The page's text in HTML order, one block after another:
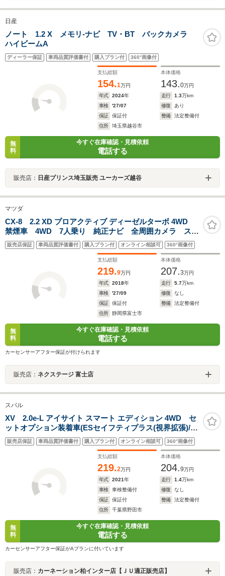
日産
ノート 1.2 X メモリ-ナビ TV・BT バックカメラ
ハイビームA
ディーラー保証 車両品質評価書付 購入プラン付 360°画像付
支払総額
154.1万円
本体価格
143.0万円
年式
2024年 走行 1.3万km
車検
'27/07 修復
あり
保証
保証付 整備
法定整備付
住所
埼玉県越谷市
無
料
今すぐ在庫確認・見積依頼
電話する
販売店： 日産プリンス埼玉販売 ユーカーズ越谷
マツダ
CX-8 2.2 XD プロアクティブ ディーゼルターボ 4WD
禁煙車 4WD 7人乗り 純正ナビ 全周囲カメラ スマ
ートシティブレーキサポート レーダークルーズ
BSM スマートキー ETC シートヒーター パワーシ
ート LEDヘッド サンシェード
販売店保証 車両品質評価書付 購入プラン付 オンライン相談可 360°画像付
支払総額
219.9万円
本体価格
207.3万円
年式
2018年 走行 5.7万km
車検
'27/09 修復
なし
保証
保証付 整備
法定整備付
住所
静岡県富士市
無
料
今すぐ在庫確認・見積依頼
電話する
カーセンサーアフター保証が付けられます
販売店： ネクステージ 富士店
スバル
XV 2.0e-L アイサイト スマート エディション 4WD セ
ットオプション装着車(ESセイフティプラス(視界拡張)/P
シート/シートポジションメモリー)/ESコアテクノロジー/
クリアビューパック/Panasonicビルトインナビ/フルセグ
TV/Blu-ray/Bluetooth/ETC/純正ドラレコ
販売店保証 車両品質評価書付 購入プラン付 オンライン相談可 360°画像付
支払総額
219.2万円
本体価格
204.9万円
年式
2021年 走行 1.4万km
車検
車検整備付 修復
なし
保証
保証付 整備
法定整備付
住所
千葉県野田市
無
料
今すぐ在庫確認・見積依頼
電話する
カーセンサーアフター保証がAプランに付いています
販売店： カーネーション柏インター店【ＪＵ適正販売店】